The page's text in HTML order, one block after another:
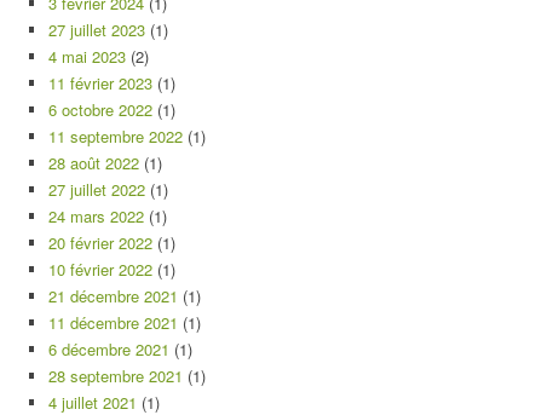
27 juillet 2023 (1)
4 mai 2023 (2)
11 février 2023 (1)
6 octobre 2022 (1)
11 septembre 2022 (1)
28 août 2022 (1)
27 juillet 2022 (1)
24 mars 2022 (1)
20 février 2022 (1)
10 février 2022 (1)
21 décembre 2021 (1)
11 décembre 2021 (1)
6 décembre 2021 (1)
28 septembre 2021 (1)
4 juillet 2021 (1)